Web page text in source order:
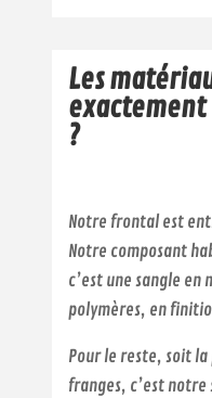
Les
exactement
?
Notre frontal est
Notre composant
c’est une sangle
polymères, en
Pour le reste, soit
franges, c’est